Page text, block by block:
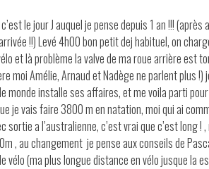
le jour J auquel je pense depuis 1 an !!!
!!) Levé 4h00 bon petit dej habituel, on
et là problème la valve de ma roue arrière est
moi Amélie, Arnaud et Nadège ne parlent plus !)
monde installe ses affaires, et me voila parti
je vais faire 3800 m en natation, moi qui ai
sortie a l’australienne, c’est vrai que c’est long !
, au changement je pense aux conseils de
vélo (ma plus longue distance en vélo jusque la